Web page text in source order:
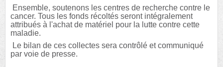
Ensemble, soutenons les centres de recherche contre le
cancer. Tous les fonds récoltés seront intégralement
attribués à l'achat de matériel pour la lutte contre cette
maladie.
Le bilan de ces collectes sera contrôlé et communiqué
par voie de presse.